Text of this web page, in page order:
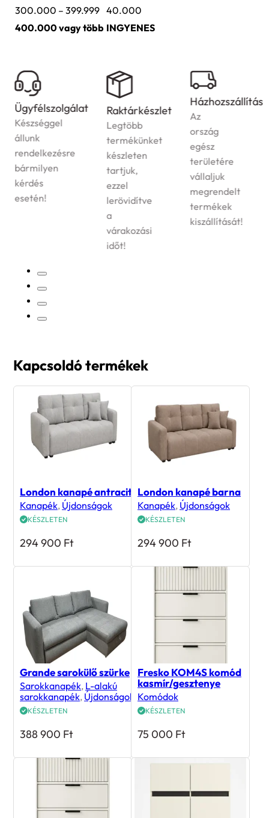
300.000 – 399.999 40.000
400.000 vagy több INGYENES
Ügyfélszolgálat
Készséggel
állunk
rendelkezésre
bármilyen
kérdés
esetén!
Raktárkészlet
Legtöbb
termékünket
készleten
tartjuk,
ezzel
lerövidítve
a
várakozási
időt!
Házhozszállítás
Az
ország
egész
területére
vállaljuk
megrendelt
termékek
kiszállítását!
Kapcsoldó termékek
London kanapé antracit
Kanapék, Újdonságok
KÉSZLETEN
294 900 Ft
London kanapé barna
Kanapék, Újdonságok
KÉSZLETEN
294 900 Ft
Grande sarokülő szürke
Sarokkanapék, L-alakú
sarokkanapék, Újdonságok
KÉSZLETEN
388 900 Ft
Fresko KOM4S komód
kasmír/gesztenye
Komódok
KÉSZLETEN
75 000 Ft